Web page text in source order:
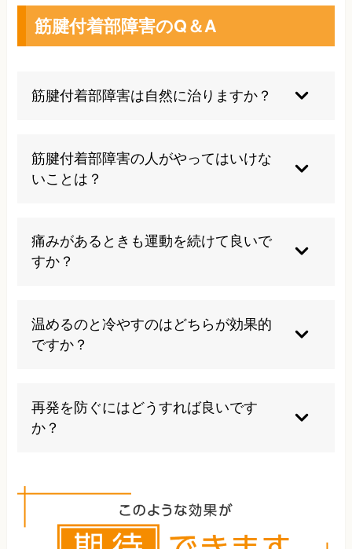
筋腱付着部障害のQ＆A
筋腱付着部障害は自然に治りますか？
性がありますが、慢性化した場合は専門的な治療
が必要です。早期の適切な対処が重要で、放置す
ると症状が悪化し治療期間も長くなる傾向があり
筋腱付着部障害の人がやってはいけな
いことは？
な負荷をかけることは避けるべきです。また、患
部を過度に冷やしすぎることも回復を遅らせる可
能性があるため注意が必要です。
痛みがあるときも運動を続けて良いで
すか？
期では適切な範囲での運動は回復を促進します。
専門家の指導のもとで段階的に行うことが大切
で、自己判断での運動は症状悪化のリスクがあり
温めるのと冷やすのはどちらが効果的
ですか？
期では温熱療法により血流改善を図ることが有効
です。症状の段階に応じて使い分けることが重要
再発を防ぐにはどうすれば良いです
か？
いフォームの習得、筋力バランスの改善、段階的
な負荷増加が再発予防の鍵となります。また、定
期的なメンテナンスも効果的です。